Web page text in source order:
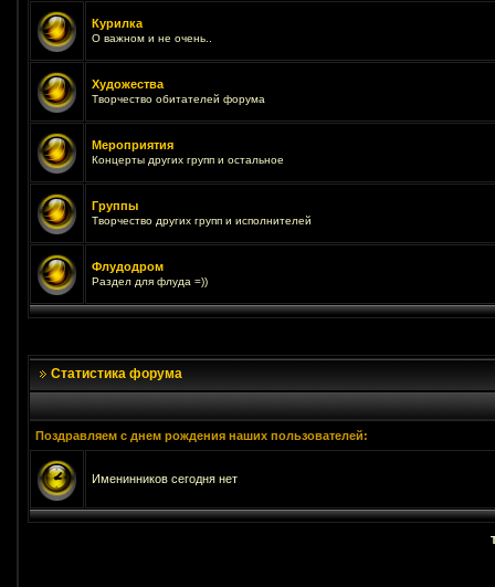
Курилка
О важном и не очень..
Художества
Творчество обитателей форума
Мероприятия
Концерты других групп и остальное
Группы
Творчество других групп и исполнителей
Флудодром
Раздел для флуда =))
Статистика форума
Поздравляем с днем рождения наших пользователей:
Именинников сегодня нет